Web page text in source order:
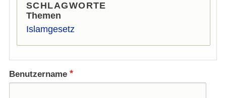
SCHLAGWORTE
Themen
Islamgesetz
Benutzername